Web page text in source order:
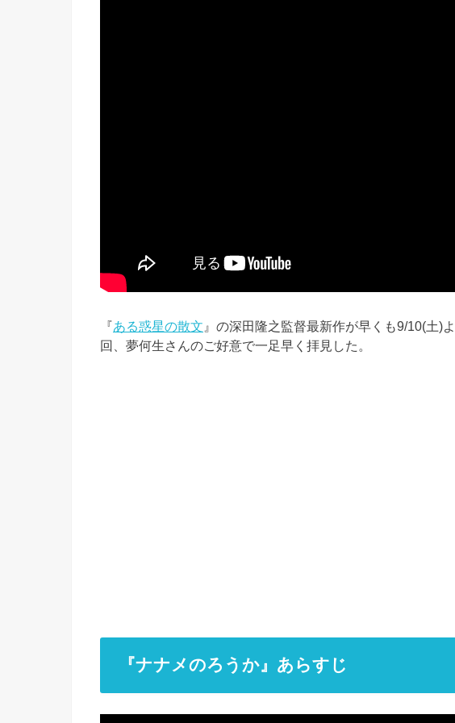
『ある惑星の散文 』の深田隆之監督最新作が早くも9/10(土)
回、夢何生さんのご好意で一足早く拝見した。
『ナナメのろうか』あらすじ